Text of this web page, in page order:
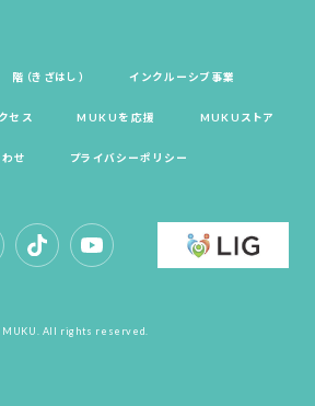
階（きざはし） インクルーシブ事業
セス MUKUを応援 MUKUストア
せ プライバシーポリシー
All rights reserved.